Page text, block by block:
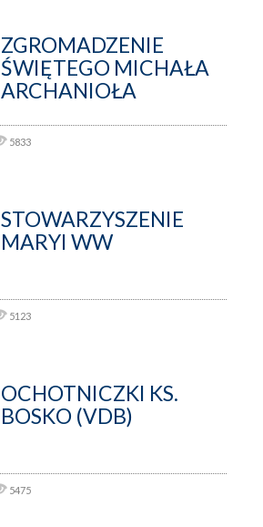
ZGROMADZENIE
ŚWIĘTEGO MICHAŁA
ARCHANIOŁA
5833
STOWARZYSZENIE
MARYI WW
5123
OCHOTNICZKI KS.
BOSKO (VDB)
5475